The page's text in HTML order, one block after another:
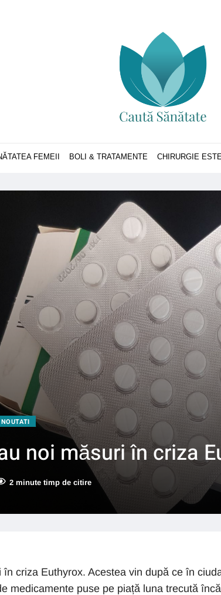
FEMEII BOLI & TRATAMENTE CHIRURGIE
noi măsuri în criza
2 minute timp de citire
criza Euthyrox. Acestea vin după ce în
medicamente puse pe piață luna trecută